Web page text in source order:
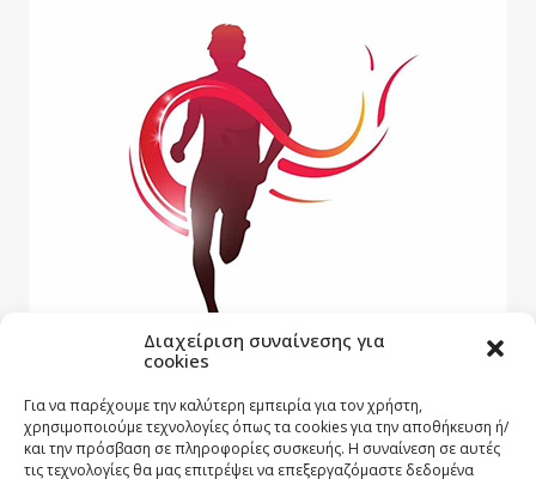
Διαχείριση συναίνεσης για
cookies
Για να παρέχουμε την καλύτερη εμπειρία για τον χρήστη,
χρησιμοποιούμε τεχνολογίες όπως τα cookies για την αποθήκευση ή/
και την πρόσβαση σε πληροφορίες συσκευής. Η συναίνεση σε αυτές
τις τεχνολογίες θα μας επιτρέψει να επεξεργαζόμαστε δεδομένα